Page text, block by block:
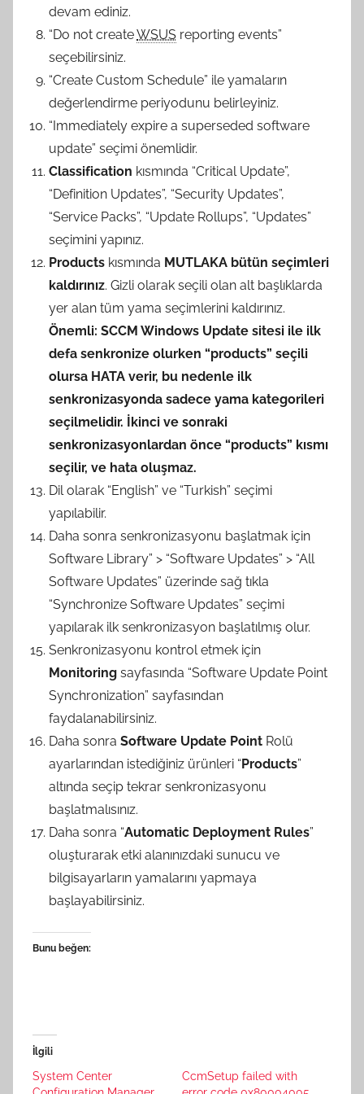
devam ediniz.
“Do not createWSUS reporting events”
seçebilirsiniz.
“Create Custom Schedule” ile yamaların
değerlendirme periyodunu belirleyiniz.
“Immediately expire a superseded software
update” seçimi önemlidir.
Classification kısmında “Critical Update”,
“Definition Updates”, “Security Updates”,
“Service Packs”, “Update Rollups”, “Updates”
seçimini yapınız.
Products kısmında MUTLAKA bütün seçimleri
kaldırınız. Gizli olarak seçili olan alt başlıklarda
yer alan tüm yama seçimlerini kaldırınız.
Önemli: SCCM Windows Update sitesi ile ilk
defa senkronize olurken “products” seçili
olursa HATA verir, bu nedenle ilk
senkronizasyonda sadece yama kategorileri
seçilmelidir. İkinci ve sonraki
senkronizasyonlardan önce “products” kısmı
seçilir, ve hata oluşmaz.
Dil olarak “English” ve “Turkish” seçimi
yapılabilir.
Daha sonra senkronizasyonu başlatmak için
Software Library” > “Software Updates” > “All
Software Updates” üzerinde sağ tıkla
“Synchronize Software Updates” seçimi
yapılarak ilk senkronizasyon başlatılmış olur.
Senkronizasyonu kontrol etmek için
Monitoring sayfasında “Software Update Point
Synchronization” sayfasından
faydalanabilirsiniz.
Daha sonra Software Update Point Rolü
ayarlarından istediğiniz ürünleri “Products”
altında seçip tekrar senkronizasyonu
başlatmalısınız.
Daha sonra “Automatic Deployment Rules”
oluşturarak etki alanınızdaki sunucu ve
bilgisayarların yamalarını yapmaya
başlayabilirsiniz.
Bunu beğen:
İlgili
System Center
CcmSetup failed with